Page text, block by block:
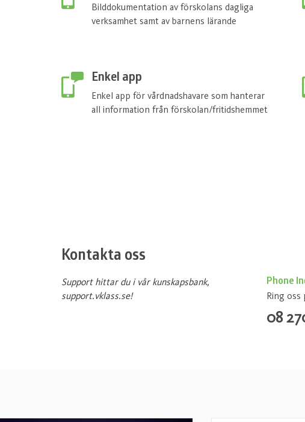
Bilddokumentation av förskolans dagliga
verksamhet samt av barnens lärande
Enkel app
Enkel app för vårdnadshavare som hanterar
all information från förskolan/fritidshemmet
Kontakta oss
Support hittar du i vår kunskapsbank,
support.vklass.se!
Phone
Ring oss
08